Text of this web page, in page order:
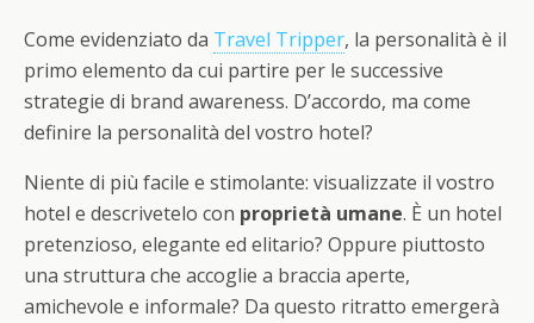
Come evidenziato da Travel Tripper, la personalità è il
primo elemento da cui partire per le successive
strategie di brand awareness. D’accordo, ma come
definire la personalità del vostro hotel?
Niente di più facile e stimolante: visualizzate il vostro
hotel e descrivetelo con proprietà umane. È un hotel
pretenzioso, elegante ed elitario? Oppure piuttosto
una struttura che accoglie a braccia aperte,
amichevole e informale? Da questo ritratto emergerà